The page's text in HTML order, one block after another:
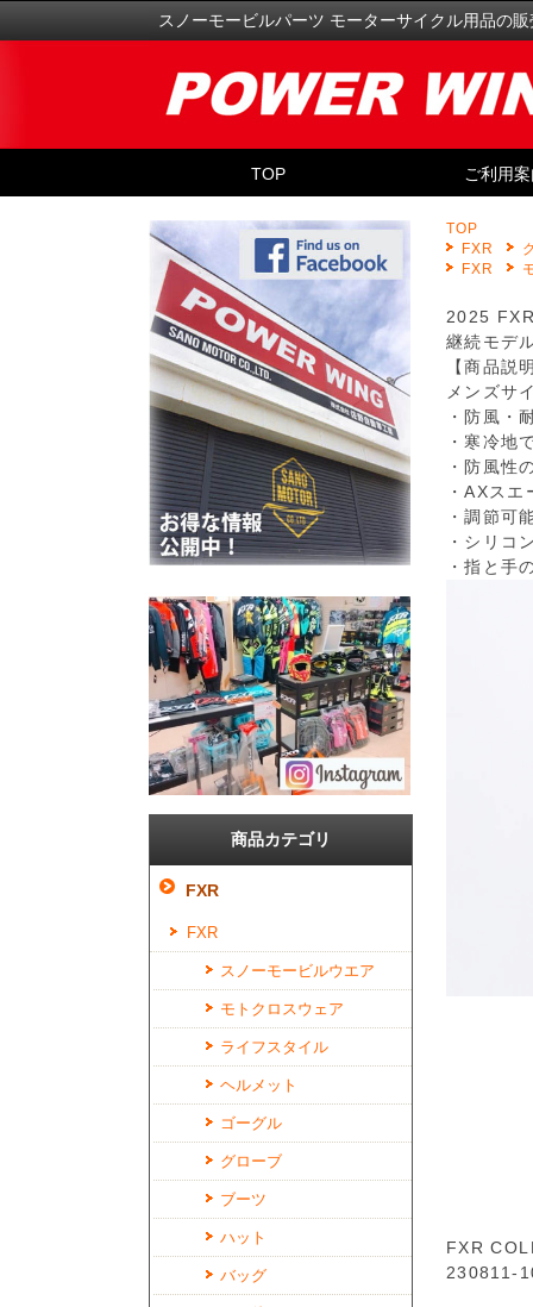
スノーモービルパーツ モーターサイクル用品の販
TOP ご利用
TOP
FXR
FXR
2025
継続モデ
【商品説
メンズサ
・防風・
・寒冷地
・防風性
・AXス
・調節可
・シリコ
・指と手
FXR
230811-
商品カテゴリ
FXR
FXR
スノーモービルウエア
モトクロスウェア
ライフスタイル
ヘルメット
ゴーグル
グローブ
ブーツ
ハット
バッグ